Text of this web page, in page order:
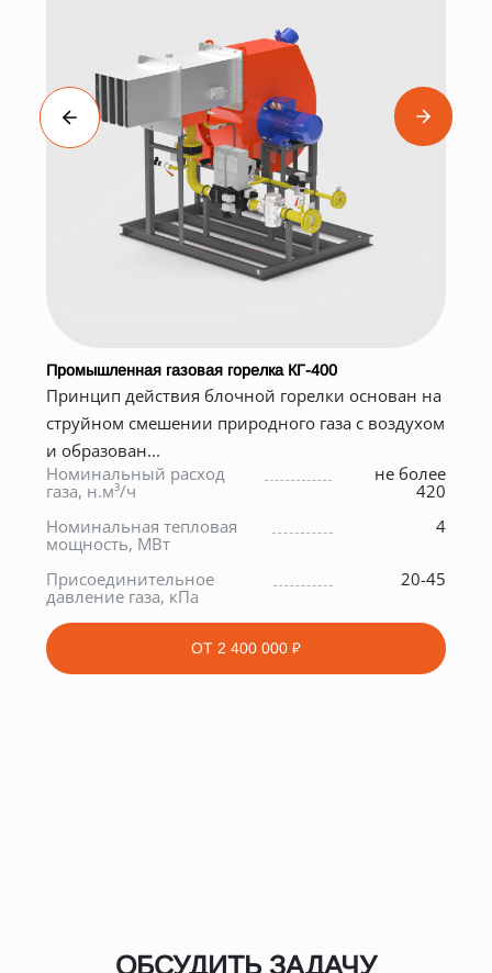
Промышленная газовая горелка КГ-400
Принцип действия блочной горелки основан на
струйном смешении природного газа с воздухом
и образован...
Номинальный расход
газа, н.м³/ч
не более
420
Номинальная тепловая
мощность, МВт
4
Присоединительное
давление газа, кПа
20-45
ОТ 2 400 000 ₽
ОБСУДИТЬ ЗАДАЧУ